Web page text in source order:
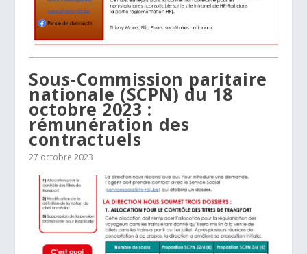
Sous-Commission paritaire
nationale (SCPN) du 18
octobre 2023 :
rémunération des
contractuels
27 octobre 2023